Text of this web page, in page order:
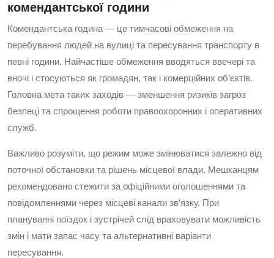
комендантської години
Комендантська година — це тимчасові обмеження на
перебування людей на вулиці та пересування транспорту в
певні години. Найчастіше обмеження вводяться ввечері та
вночі і стосуються як громадян, так і комерційних об’єктів.
Головна мета таких заходів — зменшення ризиків загроз
безпеці та спрощення роботи правоохоронних і оперативних
служб.
Важливо розуміти, що режим може змінюватися залежно від
поточної обстановки та рішень місцевої влади. Мешканцям
рекомендовано стежити за офіційними оголошеннями та
повідомленнями через місцеві канали зв’язку. При
плануванні поїздок і зустрічей слід враховувати можливість
змін і мати запас часу та альтернативні варіанти
пересування.